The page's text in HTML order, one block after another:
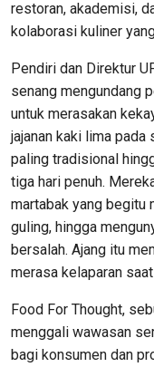
restoran, akademisi,
kolaborasi kuliner
Pendiri dan Direktur
senang mengundang
untuk merasakan
jajanan kaki lima
paling tradisional
tiga hari penuh.
martabak yang begitu
guling, hingga
bersalah. Ajang itu
merasa kelaparan
Food For Thought,
menggali wawasan
bagi konsumen dan